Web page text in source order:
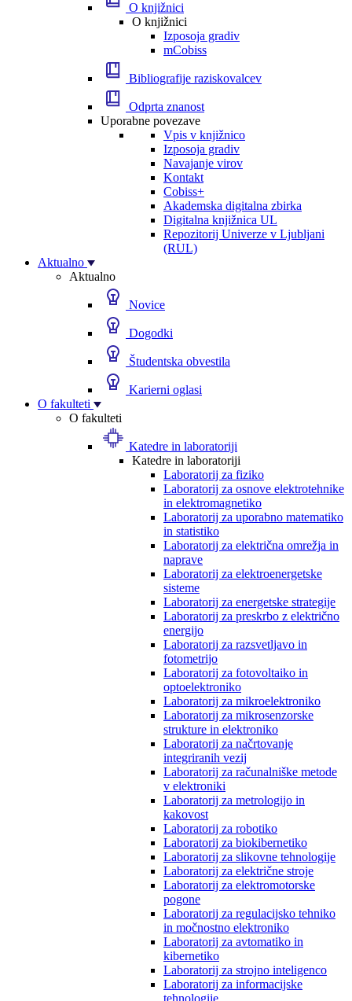
O knjižnici
O knjižnici
Izposoja gradiv
mCobiss
Bibliografije raziskovalcev
Odprta znanost
Uporabne povezave
Vpis v knjižnico
Izposoja gradiv
Navajanje virov
Kontakt
Cobiss+
Akademska digitalna zbirka
Digitalna knjižnica UL
Repozitorij Univerze v Ljubljani
(RUL)
Aktualno
Aktualno
Novice
Dogodki
Študentska obvestila
Karierni oglasi
O fakulteti
O fakulteti
Katedre in laboratoriji
Katedre in laboratoriji
Laboratorij za fiziko
Laboratorij za osnove elektrotehnike
in elektromagnetiko
Laboratorij za uporabno matematiko
in statistiko
Laboratorij za električna omrežja in
naprave
Laboratorij za elektroenergetske
sisteme
Laboratorij za energetske strategije
Laboratorij za preskrbo z električno
energijo
Laboratorij za razsvetljavo in
fotometrijo
Laboratorij za fotovoltaiko in
optoelektroniko
Laboratorij za mikroelektroniko
Laboratorij za mikrosenzorske
strukture in elektroniko
Laboratorij za načrtovanje
integriranih vezij
Laboratorij za računalniške metode
v elektroniki
Laboratorij za metrologijo in
kakovost
Laboratorij za robotiko
Laboratorij za biokibernetiko
Laboratorij za slikovne tehnologije
Laboratorij za električne stroje
Laboratorij za elektromotorske
pogone
Laboratorij za regulacijsko tehniko
in močnostno elektroniko
Laboratorij za avtomatiko in
kibernetiko
Laboratorij za strojno inteligenco
Laboratorij za informacijske
tehnologije